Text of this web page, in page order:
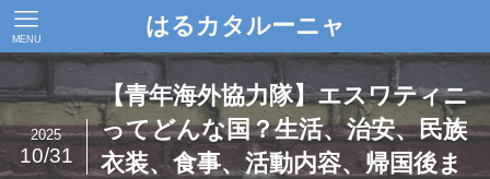
はるカタルーニャ
MENU
【青年海外協力隊】エスワティニ
ってどんな国？生活、治安、民族
衣装、食事、活動内容、帰国後ま
2025
10/31